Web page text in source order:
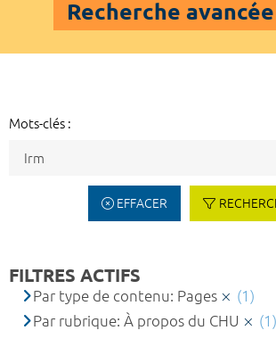
Recherche avancée
Mots-clés :
EFFACER
FILTRES ACTIFS
Par type de contenu: Pages
(1)
Par rubrique: À propos du CHU
(1)